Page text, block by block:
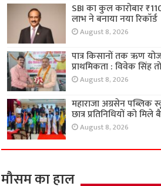
SBI का कुल कारोबार
लाभ ने बनाया नया रिकॉर्ड
August 8, 2026
पात्र किसानों तक ऋण
प्राथमिकता : विवेक सिंह
August 8, 2026
महाराजा अग्रसेन
छात्र प्रतिनिधियों को मिले
August 8, 2026
मौसम का हाल